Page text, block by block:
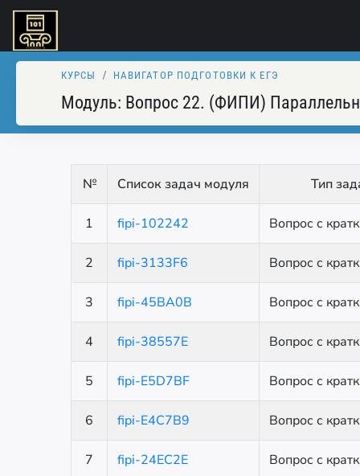
КУРСЫ НАВИГАТОР ПОДГОТОВКИ К ЕГЭ
Модуль: Вопрос 22. (ФИПИ)
№ Список задач модуля Тип
1 fipi-102242 Вопрос с
2 fipi-3133F6 Вопрос с
3 fipi-45BA0B Вопрос с
4 fipi-38557E Вопрос с
5 fipi-E5D7BF Вопрос с
6 fipi-E4C7B9 Вопрос с
7 fipi-24EC2E Вопрос с